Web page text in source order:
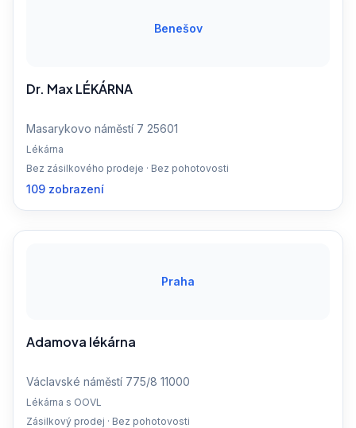
Benešov
Dr. Max LÉKÁRNA
Masarykovo náměstí 7 25601
Lékárna
Bez zásilkového prodeje · Bez pohotovosti
109 zobrazení
Praha
Adamova lékárna
Václavské náměstí 775/8 11000
Lékárna s OOVL
Zásilkový prodej · Bez pohotovosti